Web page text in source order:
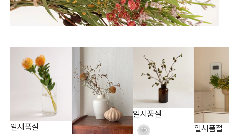
일시품절
일시품절
일시품절